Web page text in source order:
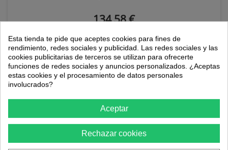
134,58 €
Agotado
AÑADIR AL CARRITO
Esta tienda te pide que aceptes cookies para fines de
rendimiento, redes sociales y publicidad. Las redes sociales y las
cookies publicitarias de terceros se utilizan para ofrecerte
funciones de redes sociales y anuncios personalizados. ¿Aceptas
estas cookies y el procesamiento de datos personales
involucrados?
Aceptar
Rechazar cookies